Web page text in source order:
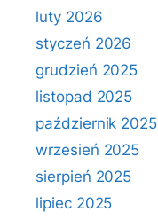
luty 2026
styczeń 2026
grudzień 2025
listopad 2025
październik 2025
wrzesień 2025
sierpień 2025
lipiec 2025